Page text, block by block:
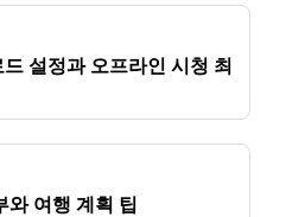
설정과 오프라인 시청 최
와 여행 계획 팁